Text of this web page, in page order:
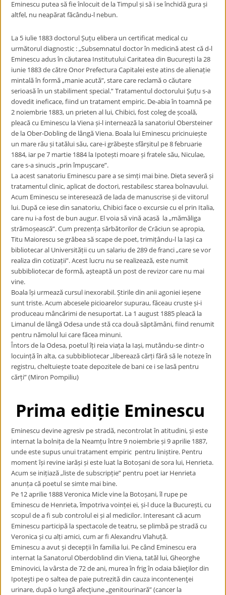
Eminescu putea să fie înlocuit de la Timpul și să i se închidă gura și
altfel, nu neapărat făcându-l nebun.
La 5 iulie 1883 doctorul Șuțu elibera un certificat medical cu
următorul diagnostic : „Subsemnatul doctor în medicină atest că d-l
Eminescu adus în căutarea Institutului Caritatea din București la 28
iunie 1883 de către Onor Prefectura Capitalei este atins de alienație
mintală în formă „manie acută”, stare care reclamă o căutare
serioasă în un stabiliment special.” Tratamentul doctorului Șuțu s-a
dovedit ineficace, fiind un tratament empiric. De-abia în toamnă pe
2 noiembrie 1883, un prieten al lui, Chibici, fost coleg de școală,
pleacă cu Eminescu la Viena și-l internează la sanatoriul Obersteiner
de la Ober-Dobling de lângă Viena. Boala lui Eminescu pricinuiește
un mare rău și tatălui său, care-i grăbește sfârșitul pe 8 februarie
1884, iar pe 7 martie 1884 la Ipotești moare și fratele său, Niculae,
care s-a sinucis „prin împușcare”.
La acest sanatoriu Eminescu pare a se simți mai bine. Dieta severă și
tratamentul clinic, aplicat de doctori, restabilesc starea bolnavului.
Acum Eminescu se interesează de lada de manuscrise și de viitorul
lui. După ce iese din sanatoriu, Chibici face o excursie cu el prin Italia,
care nu i-a fost de bun augur. El voia să vină acasă la „mămăliga
strămoșească”. Cum prezența sărbătorilor de Crăciun se apropia,
Titu Maiorescu se grăbea să scape de poet, trimițându-l la Iași ca
bibliotecar al Universității cu un salariu de 289 de franci „care se vor
realiza din cotizații”. Acest lucru nu se realizează, este numit
subbibliotecar de formă, așteaptă un post de revizor care nu mai
vine.
Boala își urmează cursul inexorabil. Știrile din anii agoniei ieșene
sunt triste. Acum abcesele picioarelor supurau, făceau cruste și-i
produceau mâncărimi de nesuportat. La 1 august 1885 pleacă la
Limanul de lângă Odesa unde stă cca două săptămâni, fiind renumit
pentru nămolul lui care făcea minuni.
Întors de la Odesa, poetul îți reia viața la Iași, mutându-se dintr-o
locuință în alta, ca subbibliotecar „liberează cărți fără să le noteze în
registru, cheltuiește toate depozitele de bani ce i se lasă pentru
cărți” (Miron Pompiliu)
Prima ediție Eminescu
Eminescu devine agresiv pe stradă, necontrolat în atitudini, și este
internat la bolnița de la Neamțu între 9 noiembrie și 9 aprilie 1887,
unde este supus unui tratament empiric pentru liniștire. Pentru
moment își revine iarăși și este luat la Botoșani de sora lui, Henrieta.
Acum se inițiază „liste de subscripție” pentru poet iar Henrieta
anunța că poetul se simte mai bine.
Pe 12 aprilie 1888 Veronica Micle vine la Botoșani, îl rupe pe
Eminescu de Henrieta, împotriva voinței ei, și-l duce la București, cu
scopul de a fi sub controlul ei și al medicilor. Interesant că acum
Eminescu participă la spectacole de teatru, se plimbă pe stradă cu
Veronica și cu alți amici, cum ar fi Alexandru Vlahuță.
Eminescu a avut și decepții în familia lui. Pe când Eminescu era
internat la Sanatorul Oberdoblind din Viena, tatăl lui, Gheorghe
Eminovici, la vârsta de 72 de ani, murea în frig în odaia băieţilor din
Ipoteşti pe o saltea de paie putrezită din cauza incontenenţei
urinare, după o lungă afecţiune „genitourinară” (cancer la